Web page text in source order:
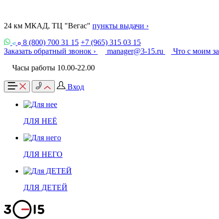
24 км МКАД, ТЦ "Вегас" пункты выдачи ›
8 (800) 700 31 15 +7 (965) 315 03 15
Заказать обратный звонок ›
manager@3-15.ru
Что с моим
Часы работы 10.00-22.00
Вход
ДЛЯ НЕЁ
ДЛЯ НЕГО
ДЛЯ ДЕТЕЙ